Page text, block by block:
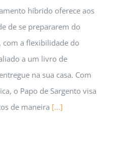
híbrido oferece aos
de se prepararem do
com a flexibilidade do
a um livro de
na sua casa. Com
o Papo de Sargento visa
de maneira [...]